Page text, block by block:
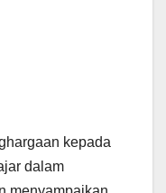
kepada
dalam